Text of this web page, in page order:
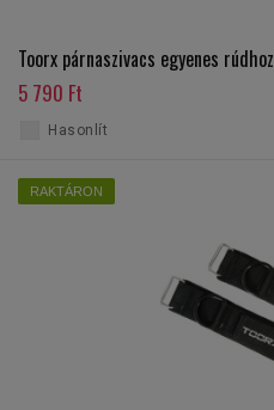
Toorx párnaszivacs egyenes rúdhoz
5 790 Ft
Hasonlít
RAKTÁRON